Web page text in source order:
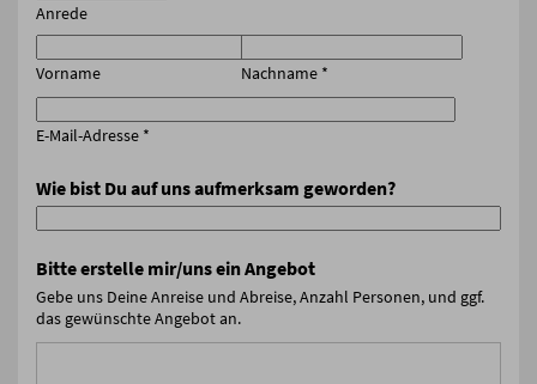
Anrede
Vorname Nachname *
E-Mail-Adresse *
Wie bist Du auf uns aufmerksam geworden?
Bitte erstelle mir/uns ein Angebot
Gebe uns Deine Anreise und Abreise, Anzahl Personen, und ggf.
das gewünschte Angebot an.